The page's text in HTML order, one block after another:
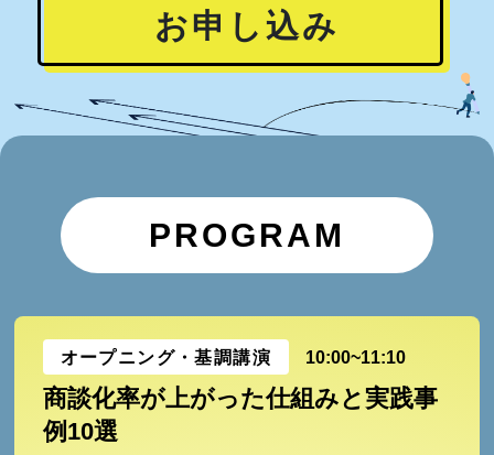
お申し込み
PROGRAM
オープニング・基調講演 10:00~11:10
商談化率が上がった仕組みと実践事
例10選